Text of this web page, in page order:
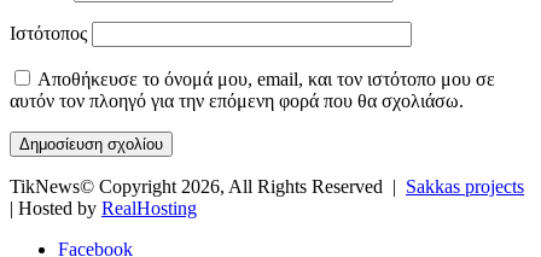
Ιστότοπος
Αποθήκευσε το όνομά μου, email, και τον ιστότοπο μου σε
αυτόν τον πλοηγό για την επόμενη φορά που θα σχολιάσω.
TikNews© Copyright 2026, All Rights Reserved | Sakkas projects
| Hosted by RealHosting
Facebook